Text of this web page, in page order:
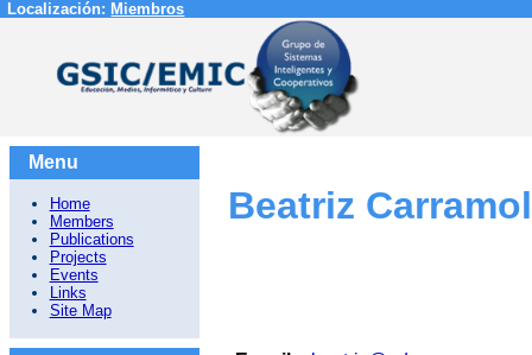
Localización: Miembros
Menu
Home
Members
Publications
Projects
Events
Links
Site Map
Beatriz